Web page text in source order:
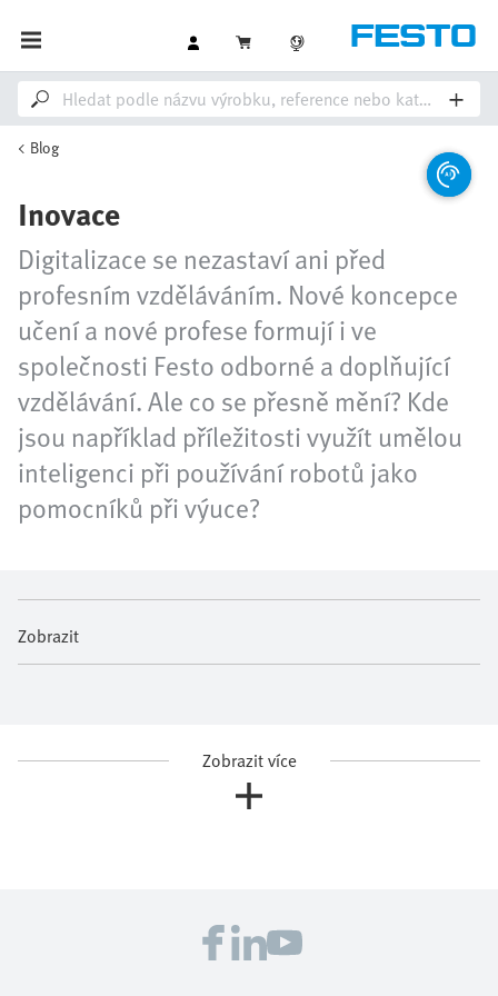
Blog
Inovace
Digitalizace se nezastaví ani před
profesním vzděláváním. Nové koncepce
učení a nové profese formují i ve
společnosti Festo odborné a doplňující
vzdělávání. Ale co se přesně mění? Kde
jsou například příležitosti využít umělou
inteligenci při používání robotů jako
pomocníků při výuce?
Zobrazit
Zobrazit více